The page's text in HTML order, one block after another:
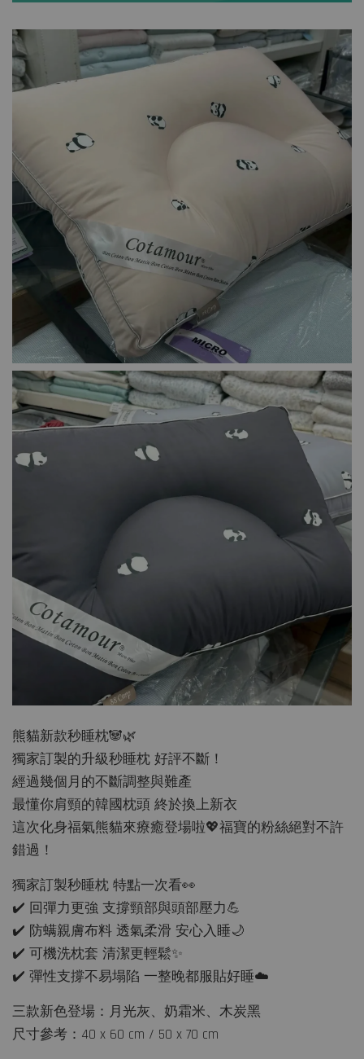
熊貓新款秒睡枕🐼🌿
獨家訂製的升級秒睡枕 好評不斷！
經過幾個月的不斷調整與難產
最懂你肩頸的韓國枕頭 終於換上新衣
這次化身福氣熊貓來療癒登場啦💖福寶的粉絲絕對不許
錯過！
獨家訂製秒睡枕 特點一次看👀
✔️ 回彈力更強 支撐頸部與頭部壓力💪
✔️ 防螨親膚布料 透氣柔滑 安心入睡🌙
✔️ 可機洗枕套 清潔更輕鬆✨
✔️ 彈性支撐不易塌陷 一整晚都服貼好睡☁️
三款新色登場：月光灰、奶霜米、木炭黑
尺寸參考：40 x 60 cm / 50 x 70 cm